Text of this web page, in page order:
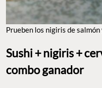
Prueben los nigiris de
Sushi + nigiris +
combo ganador